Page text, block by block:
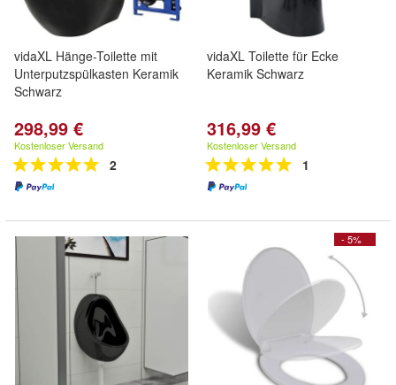
vidaXL Hänge-Toilette mit
Unterputzspülkasten Keramik
Schwarz
298,99 €
Kostenloser Versand
2
vidaXL Toilette für Ecke
Keramik Schwarz
316,99 €
Kostenloser Versand
1
- 5%